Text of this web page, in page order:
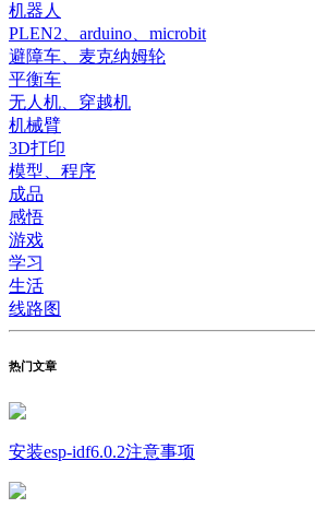
机器人
PLEN2、arduino、microbit
避障车、麦克纳姆轮
平衡车
无人机、穿越机
机械臂
3D打印
模型、程序
成品
感悟
游戏
学习
生活
线路图
热门文章
安装esp-idf6.0.2注意事项